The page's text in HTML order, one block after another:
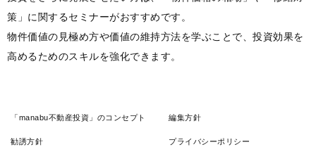
策」に関するセミナーがおすすめです。
物件価値の見極め方や価値の維持方法を学ぶことで、投資効果を
高めるためのスキルを強化できます。
「manabu不動産投資」のコンセプト 編集方針
勧誘方針 プライバシーポリシー